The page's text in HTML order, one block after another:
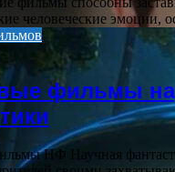
человеческие эмоции,
фильмы
НФ Научная